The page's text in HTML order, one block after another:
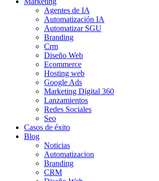
Agentes de IA
Automatización IA
Automatizar SGU
Branding
Crm
Diseño Web
Ecommerce
Hosting web
Google Ads
Marketing Digital 360
Lanzamientos
Redes Sociales
Seo
Casos de éxito
Blog
Noticias
Automatizacion
Branding
CRM